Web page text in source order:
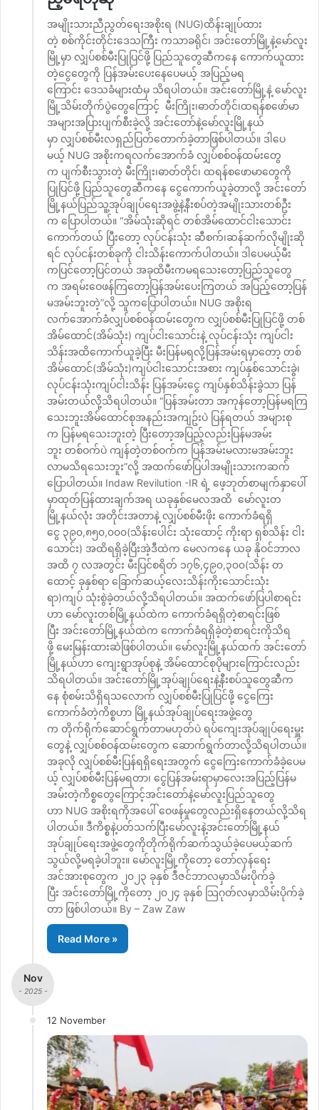
အမျိုးသားညီညွတ်ရေးအစိုးရ (NUG)ထိန်းချုပ်ထား
တဲ့ စစ်ကိုင်းတိုင်းဒေသကြီး ကသာခရိုင်၊ အင်းတော်မြို့နဲ့မော်လူး
မြို့မှာ လျှပ်စစ်မီးပြုပြင်ဖို့ ပြည်သူတွေဆီကနေ ကောက်ယူထား
တဲ့ငွေတွေကို ပြန်အမ်းပေးနေပေမယ့် အပြည့်မရ
ကြောင်း ဒေသခံများထံမှ သိရပါတယ်။ အင်းတော်မြို့နဲ့ မော်လူး
မြို့သိမ်းတိုက်ပွဲတွေကြောင့် မီးကြိုး၊ဓာတ်တိုင်၊ထရန်စဖော်မာ
အများအပြားပျက်စီးခဲ့လို့ အင်းတော်နဲ့မော်လူးမြို့နယ်
မှာ လျှပ်စစ်မီးလရှည်ပြတ်တောက်ခဲ့တာဖြစ်ပါတယ်။ ဒါပေ
မယ့် NUG အစိုးကရလက်အောက်ခံ လျှပ်စစ်ဝန်ထမ်းတွေ
က ပျက်စီးသွားတဲ့ မီးကြိုး၊ဓာတ်တိုင်၊ ထရန်စဖောမာတွေကို
ပြုပြင်ဖို့ ပြည်သူတွေဆီကနေ ငွေကောက်ယူခဲ့တာလို့ အင်းတော်
မြို့နယ်ပြည်သူ့အုပ်ချုပ်ရေးအဖွဲ့နဲ့နီးစပ်တဲ့အမျိုးသားတစ်ဦး
က ပြောပါတယ်။ “အိမ်သုံးဆိုရင် တစ်အိမ်ထောင်ငါးသောင်း
ကောက်တယ် ပြီးတော့ လုပ်ငန်းသုံး ဆီစက်၊ဆန်ဆက်လိုမျိုးဆို
ရင် လုပ်ငန်းတစ်ခုကို ငါးသိန်းကောက်ပါတယ်။ ဒါပေမယ့်မီး
ကပြင်တော့ပြင်တယ် အခုထိမီးကမရသေးတော့ပြည်သူတွေ
က အရမ်းဝေဖန်ကြတော့ပြန်အမ်းပေးကြတယ် အပြည့်တော့ပြန်
မအမ်းဘူးတဲ့”လို့ သူကပြောပါတယ်။ NUG အစိုးရ
လက်အောက်ခံလျှပ်စစ်ဝန်ထမ်းတွေက လျှပ်စစ်မီးပြုပြင်ဖို့ တစ်
အိမ်ထောင်(အိမ်သုံး) ကျပ်ငါးသောင်းနဲ့ လုပ်ငန်းသုံး ကျပ်ငါး
သိန်းအထိကောက်ယူခဲ့ပြီး မီးပြန်မရလို့ပြန်အမ်းရမှာတော့ တစ်
အိမ်ထောင်(အိမ်သုံး)ကျပ်ငါးသောင်းအစား ကျပ်နှစ်သောင်းခွဲ၊
လုပ်ငန်းသုံးကျပ်ငါးသိန်း ပြန်အမ်းငွေ ကျပ်နှစ်သိန်းခွဲသာ ပြန်
အမ်းတယ်လို့သိရပါတယ်။ “ပြန်အမ်းတာ အကုန်တော့ပြန်မရကြ
သေးဘူးအိမ်ထောင်စုအနည်းအကျဥ်းပဲ ပြန်ရတယ် အများစု
က ပြန်မရသေးဘူးတဲ့ ပြီးတော့အပြည့်လည်းပြန်မအမ်း
ဘူး တစ်ဝက်ပဲ ကျန်တဲ့တစ်ဝက်က ပြန်အမ်းမလားမအမ်းဘူး
လာမသိရသေးဘူး”လို့ အထက်ဖော်ပြပါအမျိုးသားကဆက်
ပြောပါတယ်။ Indaw Revilution -IR ရဲ့ ဖေ့ဘုတ်စာမျက်နှာပေါ်
မှာထုတ်ပြန်ထားချက်အရ ယခုနှစ်မေလအထိ မော်လူးတ
မြို့နယ်လုံး အတိုင်းအတာနဲ့ လျှပ်စစ်မီးဖိုး ကောက်ခံရရှိ
ငွေ ၃၉၀,၈၅၀,၀၀၀(သိန်းပေါင်း သုံးထောင့် ကိုးရာ ရှစ်သိန်း ငါး
သောင်း) အထိရရှိခဲ့ပြီးအဲ့ဒီထဲက မေလကနေ ယခု နိုဝင်ဘာလ
အထိ ၇ လအတွင်း မီးပြင်စရိတ် ၁၇၆,၄၉၀,၃၀၀(သိန်း တ
ထောင့် ခုနှစ်ရာ ခြောက်ဆယ့်လေးသိန်းကိုးသောင်းသုံး
ရာ)ကျပ် သုံးစွဲခဲ့တယ်လို့သိရပါတယ်။ အထက်ဖော်ပြပါစာရင်း
ဟာ မော်လူးတစ်မြို့နယ်ထဲက ကောက်ခံရရှိတဲ့စာရင်းဖြစ်
ပြီး အင်းတော်မြို့နယ်ထဲက ကောက်ခံရရှိခဲ့တဲ့စာရင်းကိုသိရ
ဖို့ မေးမြန်းထားဆဲဖြစ်ပါတယ်။ မော်လူးမြို့နယ်ထက် အင်းတော်
မြို့နယ်ဟာ ကျေးရွာအုပ်စုနဲ့ အိမ်ထောင်စုပိုများကြောင်းလည်း
သိရပါတယ်။ အင်းတော်မြို့အုပ်ချုပ်ရေးနဲ့နီးစပ်သူတွေဆီက
နေ စုံစမ်းသိရှိရသလောက် လျှပ်စစ်မီးပြုပြင်ဖို့ ငွေကြေး
ကောက်ခံတဲ့ကိစ္စဟာ မြို့နယ်အုပ်ချုပ်ရေးအဖွဲ့တွေ
က တိုက်ရိုက်ဆောင်ရွက်တာမဟုတ်ပဲ ရပ်ကျေးအုပ်ချုပ်ရေးမှူး
တွေနဲ့ လျှပ်စစ်ဝန်ထမ်းတွေက ဆောက်ရွက်တာလို့သိရပါတယ်။
အခုလို လျှပ်စစ်မီးပြန်ရရှိရေးအတွက် ငွေကြေးကောက်ခံခဲ့ပေမ
ယ့် လျှပ်စစ်မီးပြန်မရတာ၊ ငွေပြန်အမ်းရာမှာလေးအပြည့်ပြန်မ
အမ်းတဲ့ကိစ္စတွေကြောင့်အင်းတော်နဲ့မော်လူးပြည်သူတွေ
ဟာ NUG အစိုးရကိုအပေါ် ဝေဖန်မှုတွေလည်းရှိနေတယ်လို့သိရ
ပါတယ်။ ဒီကိစ္စနဲ့ပတ်သက်ပြီးမော်လူးနဲ့အင်းတော်မြို့နယ်
အုပ်ချုပ်ရေးအဖွဲ့တွေကိုတိုက်ရိုက်ဆက်သွယ်ခဲ့ပေမယ့်ဆက်
သွယ်လို့မရခဲ့ပါဘူး။ မော်လူးမြို့ကိုတော့ တော်လှန်ရေး
အင်အားစုတွေက ၂၀၂၃ ခုနှစ် ဒီဇင်ဘာလမှာသိမ်းပိုက်ခဲ့
ပြီး အင်းတော်မြို့ကိုတော့ ၂၀၂၄ ခုနှစ် သြဂုတ်လမှာသိမ်းပိုက်ခဲ့
တာ ဖြစ်ပါတယ်။ By – Zaw Zaw
Read More »
Nov
- 2025 -
12 November